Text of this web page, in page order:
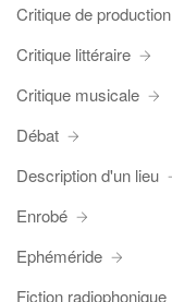
Critique de production
Critique littéraire
Critique musicale
Débat
Description d'un lieu
Enrobé
Ephéméride
Fiction radiophonique